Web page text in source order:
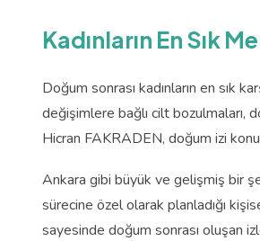
Kadınların En Sık
Doğum sonrası kadınların en sık
değişimlere bağlı cilt bozulmaları,
Hicran FAKRADEN, doğum izi
Ankara gibi büyük ve gelişmiş bir
sürecine özel olarak planladığı
sayesinde doğum sonrası oluşan